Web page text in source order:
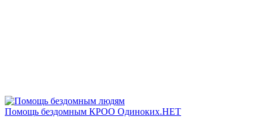
Помощь бездомным КРОО Одиноких.НЕТ